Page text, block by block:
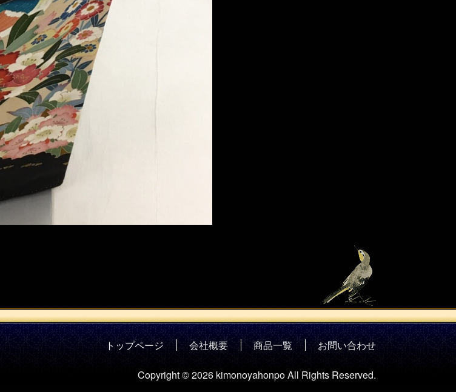
トップページ 会社概要 商品一覧 お問い合わせ
Copyright © 2026 kimonoyahonpo All Rights Reserved.